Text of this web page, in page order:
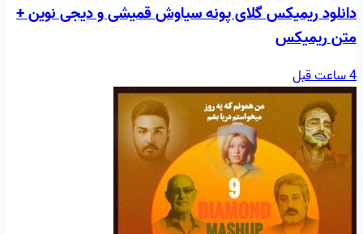
دانلود ریمیکس گلای پونه سیاوش قمیشی و دیجی نوین +
متن ریمیکس
4 ساعت قبل